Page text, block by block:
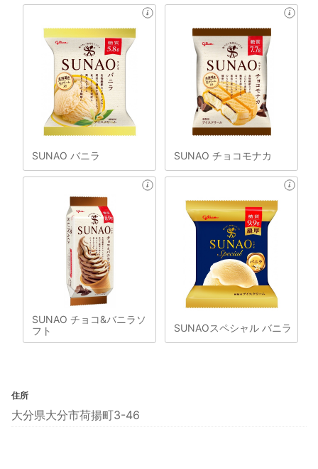
SUNAO バニラ SUNAO チョコモナカ
SUNAO チョコ&バニラソ
フト
SUNAOスペシャル バニラ
住所
大分県大分市荷揚町3-46